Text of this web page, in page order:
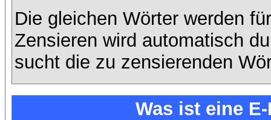
Die gleichen Wörter werden
Zensieren wird automatisch
sucht die zu zensierenden
Was ist eine